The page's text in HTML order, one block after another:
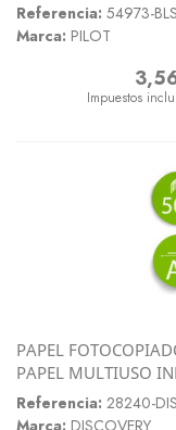
Referencia: 54973-
Marca: PILOT
Impuestos
PAPEL
PAPEL MULTIUSO
Referencia: 28240-
Marca: DISCOVERY